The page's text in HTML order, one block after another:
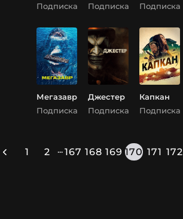
Подписка
)Подписка
Бруклин
Подписка
Мегазавр
Подписка
Джестер
Подписка
Капкан
Подписка
1 2 ...167 168 169 170 171 172